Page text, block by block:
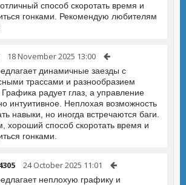
способ скоротать время и
гонками. Рекомендую любителям
18 November 2025 13:00
динамичные заезды с
трассами и разнообразием
радует глаз, а управление
интуитивное. Неплохая возможность
навыки, но иногда встречаются баги.
хороший способ скоротать время и
гонками.
24 October 2025 11:01
неплохую графику и